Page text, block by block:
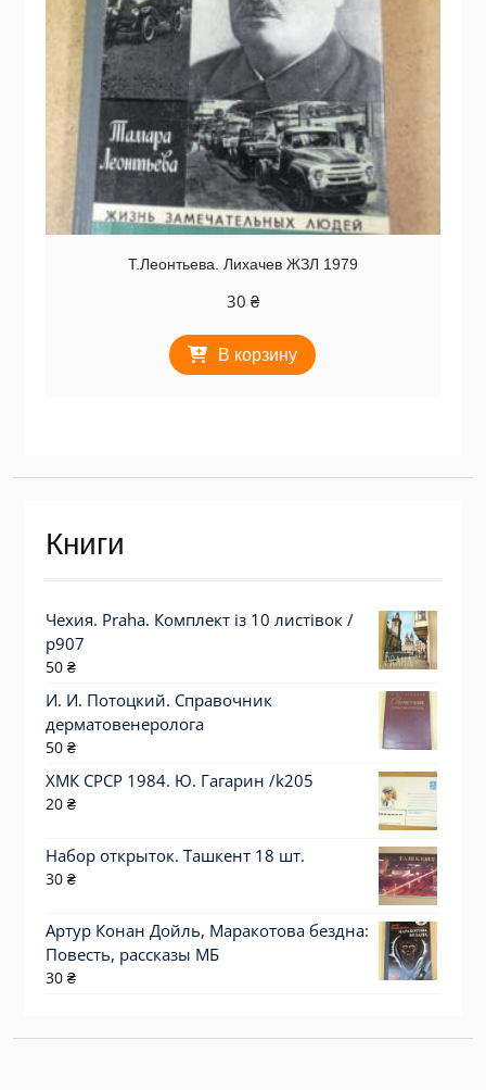
Т.Леонтьева. Лихачев ЖЗЛ 1979
30 ₴
В корзину
Книги
Чехия. Praha. Комплект із 10 листівок /
р907
50 ₴
И. И. Потоцкий. Справочник
дерматовенеролога
50 ₴
ХМК СРСР 1984. Ю. Гагарин /k205
20 ₴
Набор открыток. Ташкент 18 шт.
30 ₴
Артур Конан Дойль, Маракотова бездна:
Повесть, рассказы МБ
30 ₴